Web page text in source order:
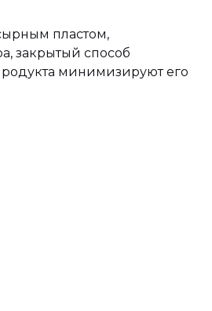
пластом,
закрытый способ
минимизируют его